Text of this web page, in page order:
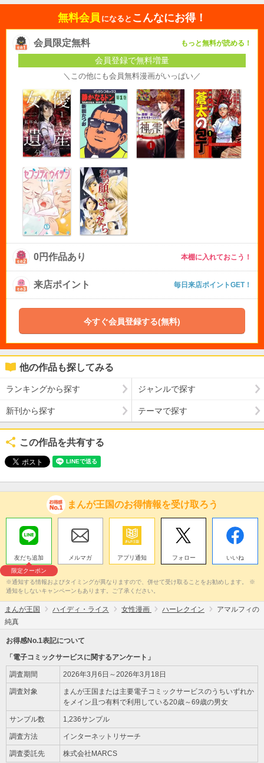
無料会員 になると こんなにお得！
会員限定無料 もっと無料が読める！
会員登録で無料増量
＼この他にも会員無料漫画がいっぱい／
0円作品あり 本棚に入れておこう！
来店ポイント 毎日来店ポイントGET！
今すぐ会員登録する(無料)
他の作品も探してみる
ランキングから探す ジャンルで探す
新刊から探す テーマで探す
この作品を共有する
まんが王国のお得情報を受け取ろう
友だち追加
限定クーポン
メルマガ アプリ通知 フォロー いいね
※通知する情報およびタイミングが異なりますので、併せて受け取ることをお勧めします。 ※
通知をしないキャンペーンもあります。ご了承ください。
まんが王国 ハイディ・ライス 女性漫画 ハーレクイン
アマルフィの
純真
お得感No.1表記について
「電子コミックサービスに関するアンケート」
調査期間 2026年3月6日～2026年3月18日
調査対象
まんが王国または主要電子コミックサービスのうちいずれか
をメイン且つ有料で利用している20歳～69歳の男女
サンプル数 1,236サンプル
調査方法 インターネットリサーチ
調査委託先 株式会社MARCS